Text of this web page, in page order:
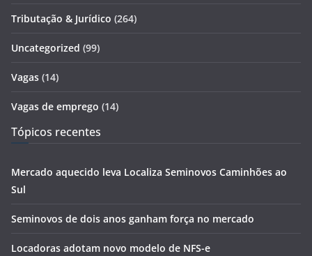
Tributação & Jurídico (264)
Uncategorized (99)
Vagas (14)
Vagas de emprego (14)
Tópicos recentes
Mercado aquecido leva Localiza Seminovos Caminhões ao
Sul
Seminovos de dois anos ganham força no mercado
Locadoras adotam novo modelo de NFS-e